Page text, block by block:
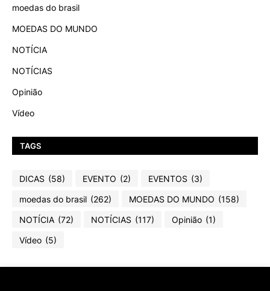
moedas do brasil
MOEDAS DO MUNDO
NOTÍCIA
NOTÍCIAS
Opinião
Vídeo
TAGS
DICAS (58) EVENTO (2) EVENTOS (3)
moedas do brasil (262) MOEDAS DO MUNDO (158)
NOTÍCIA (72) NOTÍCIAS (117) Opinião (1)
Vídeo (5)